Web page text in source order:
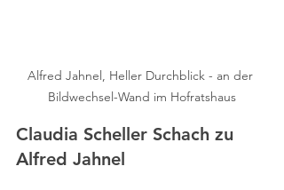
Alfred Jahnel, Heller Durchblick - an der
Bildwechsel-Wand im Hofratshaus
Claudia Scheller Schach zu
Alfred Jahnel